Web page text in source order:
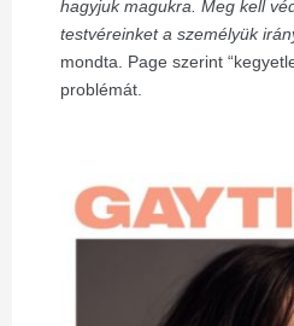
hagyjuk magukra. Meg kell
testvéreinket a személyük
mondta. Page szerint
problémát.